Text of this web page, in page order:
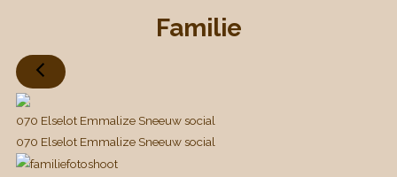
Familie
070 Elselot Emmalize Sneeuw social
070 Elselot Emmalize Sneeuw social